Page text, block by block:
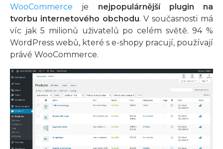
WooCommerce je nejpopulárnější plugin na
tvorbu internetového obchodu. V současnosti má
víc jak 5 milionů uživatelů po celém světě. 94 %
WordPress webů, které s e-shopy pracují, používají
právě WooCommerce.